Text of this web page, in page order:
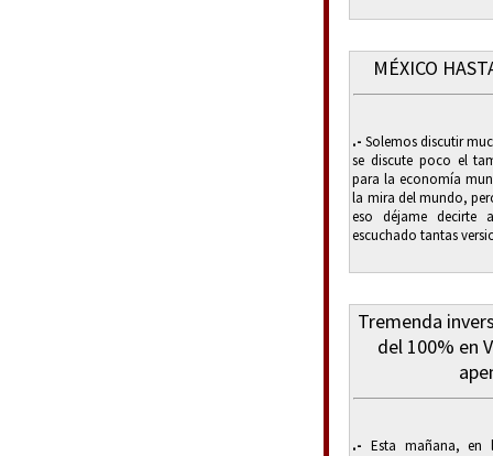
MÉXICO
.- Solemos discutir
se discute poco el
para la economía
la mira del mundo,
eso déjame
escuchado tantas
Tremenda
del 100% en
.- Esta mañana, en